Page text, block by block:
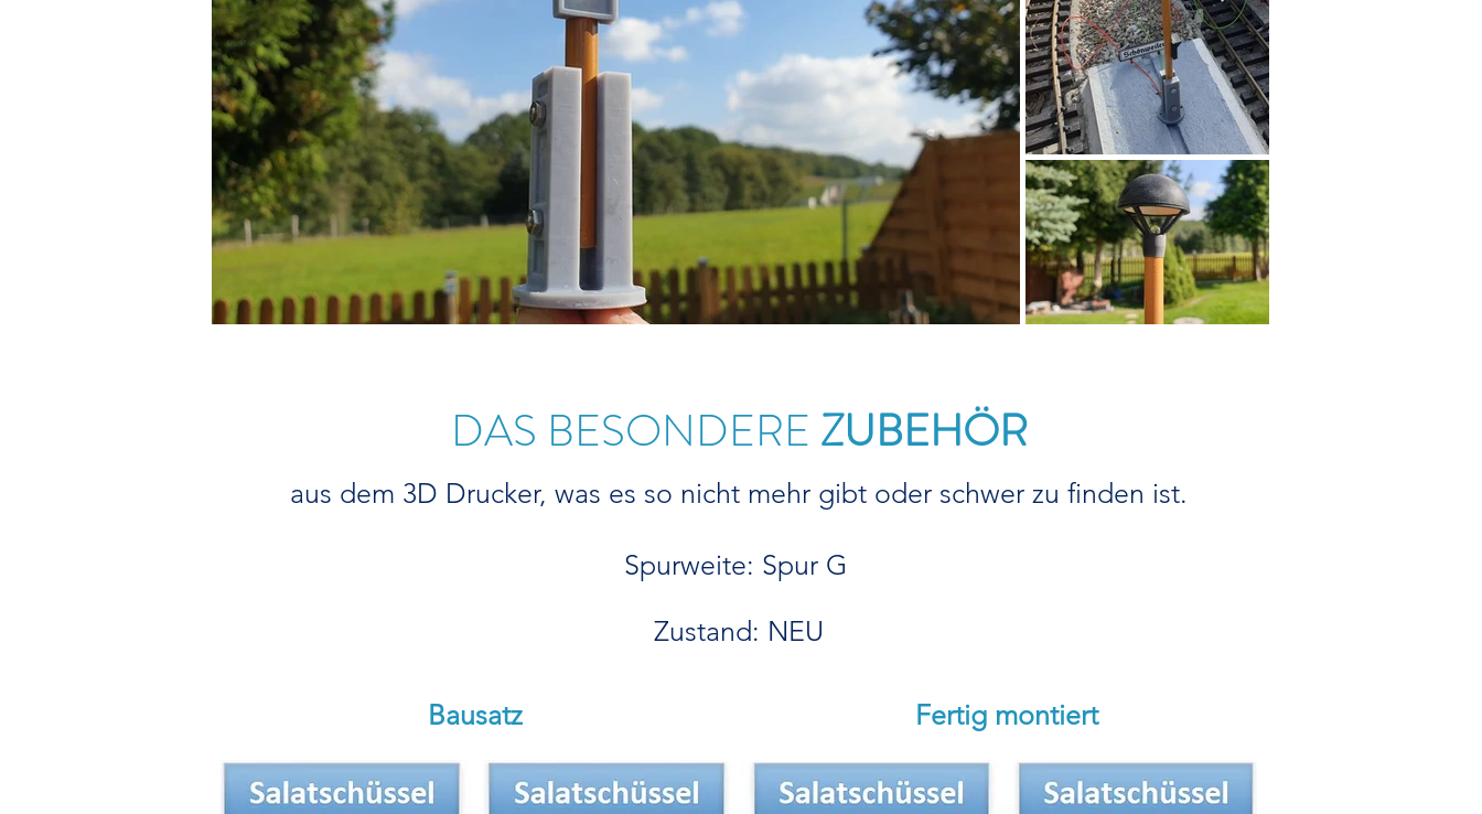
DAS BESONDERE ZUBEHÖR
aus dem 3D Drucker, was es so nicht mehr gibt oder schwer zu finden ist.
Spurweite: Spur G
Zustand: NEU
Bausatz Fertig montiert